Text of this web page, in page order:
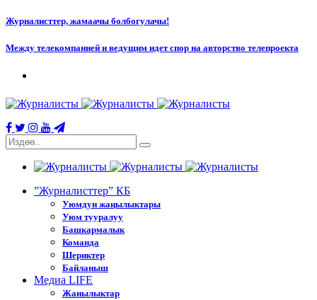
Журналисттер, жамаачы болбогулачы!
Между телекомпанией и ведущим идет спор на авторство телепроекта
”Журналисттер” КБ
Уюмдун жаңылыктары
Уюм тууралуу
Башкармалык
Команда
Шериктер
Байланыш
Медиа LIFE
Жанылыктар